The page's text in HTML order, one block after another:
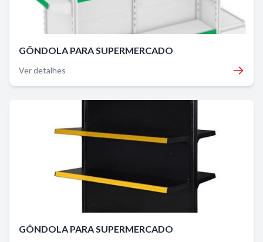
GÔNDOLA PARA SUPERMERCADO
Ver detalhes
GÔNDOLA PARA SUPERMERCADO